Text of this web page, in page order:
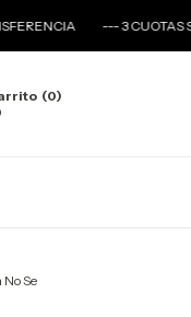
--- 3 CUOTAS SIN
(0)
Se